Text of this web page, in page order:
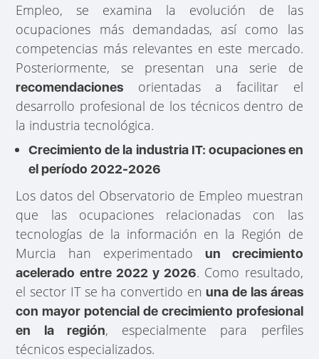
Empleo, se examina la evolución de las
ocupaciones más demandadas, así como las
competencias más relevantes en este mercado.
Posteriormente, se presentan una serie de
recomendaciones orientadas a facilitar el
desarrollo profesional de los técnicos dentro de
la industria tecnológica.
Crecimiento de la industria IT: ocupaciones en
el período 2022-2026
Los datos del Observatorio de Empleo muestran
que las ocupaciones relacionadas con las
tecnologías de la información en la Región de
Murcia han experimentado un crecimiento
acelerado entre 2022 y 2026. Como resultado,
el sector IT se ha convertido enuna de las áreas
con mayor potencial de crecimiento profesional
en la región, especialmente para perfiles
técnicos especializados.